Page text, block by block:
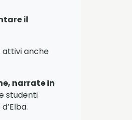
il
attivi anche
narrate in
studenti